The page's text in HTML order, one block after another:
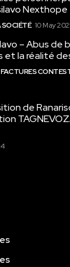
Nexthope
SOCIÉTÉ 10 May
– Abus de
la réalité
FACTURES
de